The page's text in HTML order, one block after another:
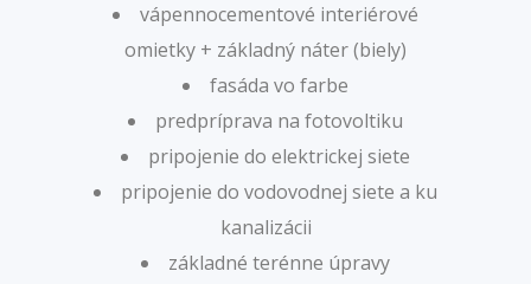
vápennocementové interiérové
omietky + základný náter (biely)
fasáda vo farbe
predpríprava na fotovoltiku
pripojenie do elektrickej siete
pripojenie do vodovodnej siete a ku
kanalizácii
základné terénne úpravy